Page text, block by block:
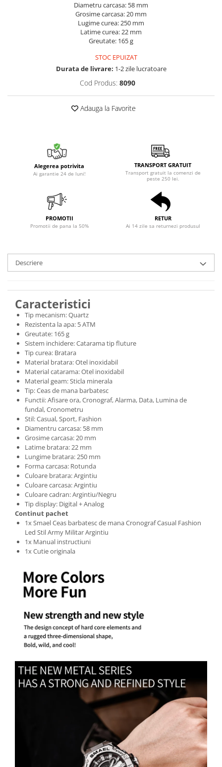
Diametru carcasa: 58 mm
Grosime carcasa: 20 mm
Lugime curea: 250 mm
Latime curea: 22 mm
Greutate: 165 g
STOC EPUIZAT
Durata de livrare: 1-2 zile lucratoare
Cod Produs: 8090
Adauga la Favorite
Alegerea potrivita
Ai garantie 24 de luni!
TRANSPORT GRATUIT
Transport gratuit la comenzi de
peste 250 lei.
PROMOTII
Promotii de pana la 50%
RETUR
Ai 14 zile sa returnezi produsul
Descriere
Caracteristici
Tip mecanism: Quartz
Rezistenta la apa: 5 ATM
Greutate: 165 g
Sistem inchidere: Catarama tip fluture
Tip curea: Bratara
Material bratara: Otel inoxidabil
Material catarama: Otel inoxidabil
Material geam: Sticla minerala
Tip: Ceas de mana barbatesc
Functii: Afisare ora, Cronograf, Alarma, Data, Lumina de
fundal, Cronometru
Stil: Casual, Sport, Fashion
Diamentru carcasa: 58 mm
Grosime carcasa: 20 mm
Latime bratara: 22 mm
Lungime bratara: 250 mm
Forma carcasa: Rotunda
Culoare bratara: Argintiu
Culoare carcasa: Argintiu
Culoare cadran: Argintiu/Negru
Tip display: Digital + Analog
Continut pachet
1x Smael Ceas barbatesc de mana Cronograf Casual Fashion
Led Stil Army Militar Argintiu
1x Manual instructiuni
1x Cutie originala